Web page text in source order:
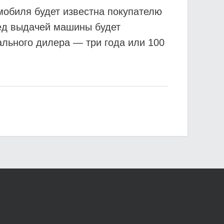
будет известна покупателю
выдачей машины будет
дилера — три года или 100